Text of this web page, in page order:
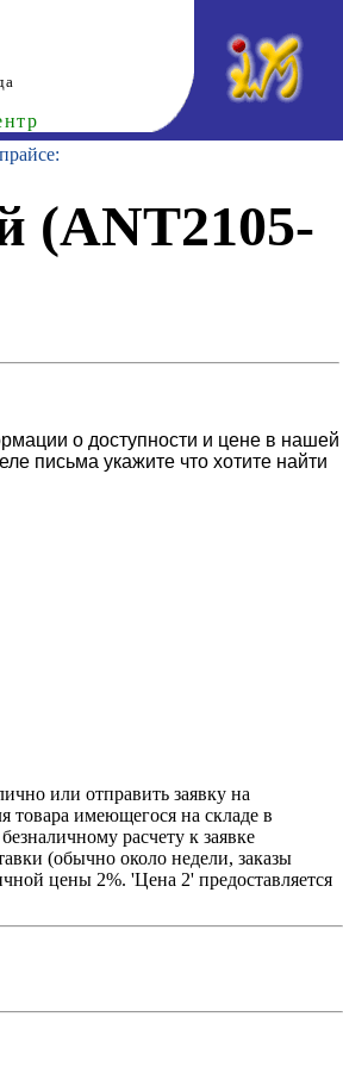
(ANT2105-
о доступности и цене в нашей
письма укажите что хотите найти
или отправить заявку на
товара имеющегося на складе в
расчету к заявке
(обычно около недели, заказы
цены 2%. 'Цена 2' предоставляется